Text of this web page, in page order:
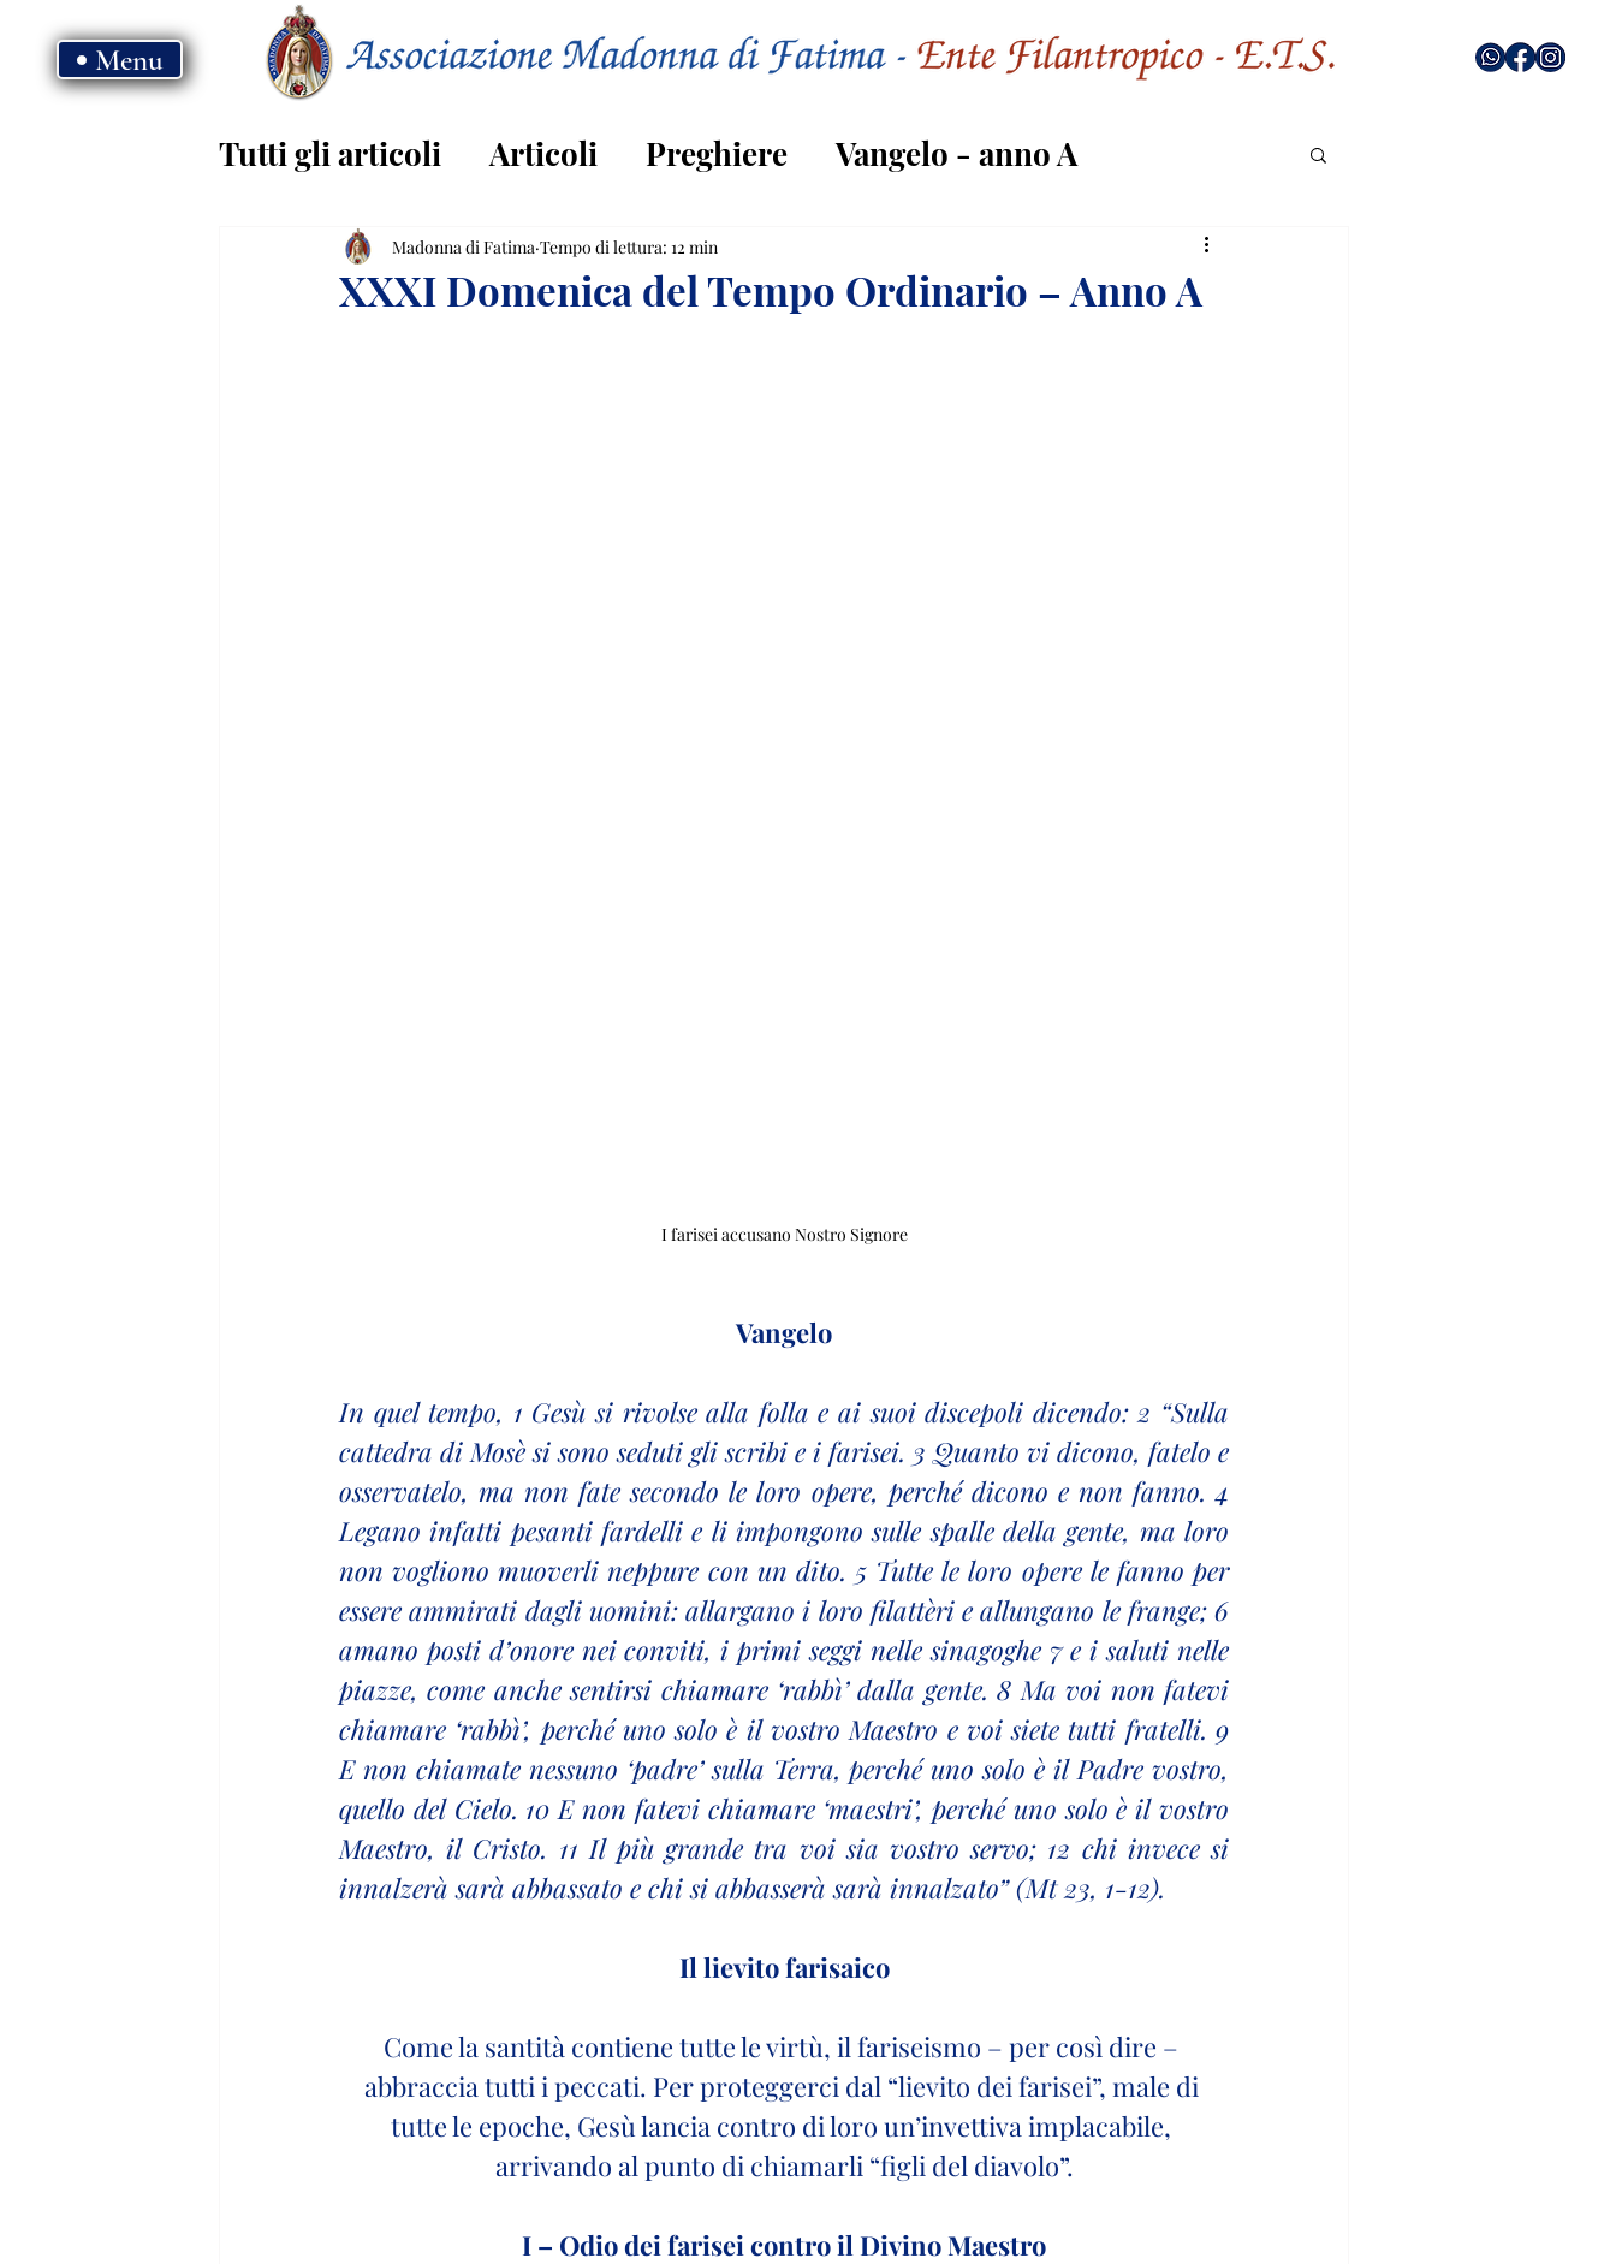
Menu
Tutti gli articoli Articoli Preghiere Vangelo - anno A
Vangelo - anno B Vangelo - anno C
XXXI Domenica del Tempo Ordinario – Anno A
Madonna di Fatima Tempo di lettura: 12 min
I farisei accusano Nostro Signore
Vangelo
In quel tempo, 1 Gesù si rivolse alla folla e ai suoi discepoli dicendo: 2 “Sulla
cattedra di Mosè si sono seduti gli scribi e i farisei. 3 Quanto vi dicono, fatelo e
osservatelo, ma non fate secondo le loro opere, perché dicono e non fanno. 4
Legano infatti pesanti fardelli e li impongono sulle spalle della gente, ma loro
non vogliono muoverli neppure con un dito. 5 Tutte le loro opere le fanno per
essere ammirati dagli uomini: allargano i loro filattèri e allungano le frange; 6
amano posti d’onore nei conviti, i primi seggi nelle sinagoghe 7 e i saluti nelle
piazze, come anche sentirsi chiamare ‘rabbì’ dalla gente. 8 Ma voi non fatevi
chiamare ‘rabbì’, perché uno solo è il vostro Maestro e voi siete tutti fratelli. 9
E non chiamate nessuno ‘padre’ sulla Terra, perché uno solo è il Padre vostro,
quello del Cielo. 10 E non fatevi chiamare ‘maestri’, perché uno solo è il vostro
Maestro, il Cristo. 11 Il più grande tra voi sia vostro servo; 12 chi invece si
innalzerà sarà abbassato e chi si abbasserà sarà innalzato” (Mt 23, 1-12).
Il lievito farisaico
Come la santità contiene tutte le virtù, il fariseismo – per così dire –
abbraccia tutti i peccati. Per proteggerci dal “lievito dei farisei”, male di
tutte le epoche, Gesù lancia contro di loro un’invettiva implacabile,
arrivando al punto di chiamarli “figli del diavolo”.
I – Odio dei farisei contro il Divino Maestro